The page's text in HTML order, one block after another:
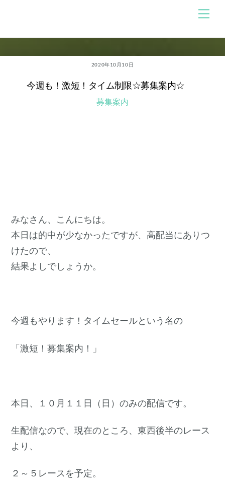
content
メ
ニ
ー
2020年10月10日
今週も！激短！タイム制限☆募集案内☆
募集案内
みなさん、こんにちは。
本日は的中が少なかったですが、高配当にありつ
けたので、
結果よしでしょうか。
今週もやります！タイムセールという名の
「激短！募集案内！」
本日、１０月１１日（日）のみの配信です。
生配信なので、現在のところ、東西後半のレース
より、
２～５レースを予定。